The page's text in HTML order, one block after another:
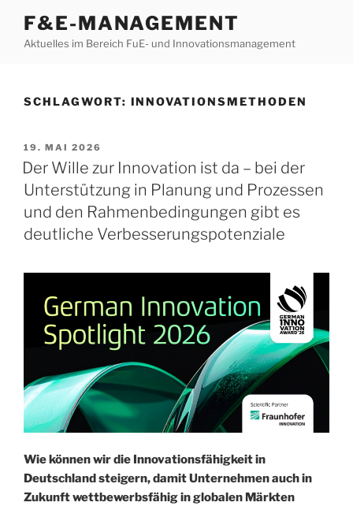
Inhalt
springen
F&E-MANAGEMENT
Aktuelles im Bereich FuE- und Innovationsmanagement
SCHLAGWORT: INNOVATIONSMETHODEN
VERÖFFENTLICHT
AM
19. MAI 2026
Der Wille zur Innovation ist da – bei der
Unterstützung in Planung und Prozessen
und den Rahmenbedingungen gibt es
deutliche Verbesserungspotenziale
Wie können wir die Innovationsfähigkeit in
Deutschland steigern, damit Unternehmen auch in
Zukunft wettbewerbsfähig in globalen Märkten